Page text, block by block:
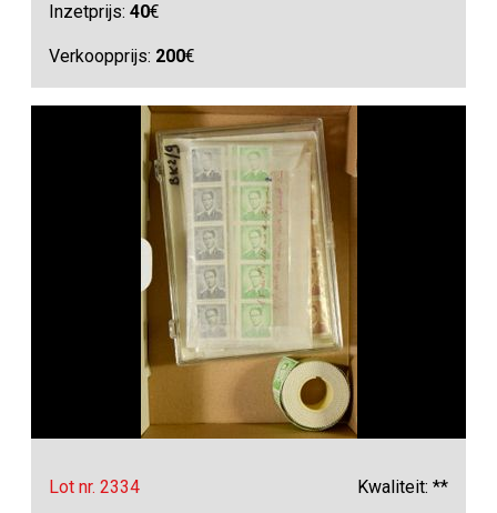
Inzetprijs:40€
Verkoopprijs: 200€
Lot nr. 2334 Kwaliteit: **